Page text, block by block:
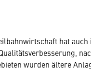
hat auch
wurden ältere